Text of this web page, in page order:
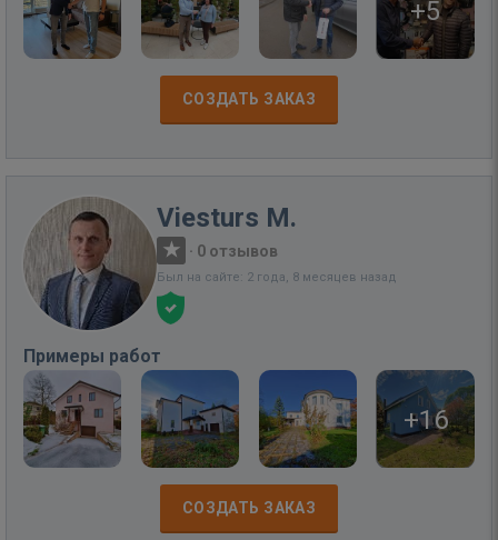
+5
СОЗДАТЬ ЗАКАЗ
Viesturs M.
· 0 отзывов
Был на сайте: 2 года, 8 месяцев назад
Примеры работ
+16
СОЗДАТЬ ЗАКАЗ